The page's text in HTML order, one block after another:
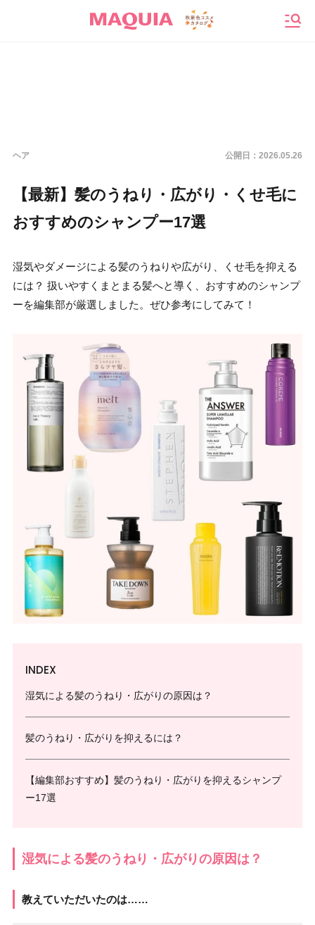
ヘア 公開日： 2026.05.26
【最新】髪のうねり・広がり・くせ毛に
おすすめのシャンプー17選
湿気やダメージによる髪のうねりや広がり、くせ毛を抑える
には？ 扱いやすくまとまる髪へと導く、おすすめのシャンプ
ーを編集部が厳選しました。ぜひ参考にしてみて！
INDEX
湿気による髪のうねり・広がりの原因は？
髪のうねり・広がりを抑えるには？
【編集部おすすめ】髪のうねり・広がりを抑えるシャンプ
ー17選
湿気による髪のうねり・広がりの原因は？
教えていただいたのは……